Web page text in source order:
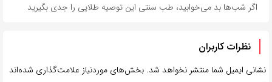
اگر شب‌ها بد می‌خوابید، طب سنتی این توصیه طلایی را جدی بگیرید
نظرات کاربران
نشانی ایمیل شما منتشر نخواهد شد. بخش‌های موردنیاز علامت‌گذاری شده‌اند